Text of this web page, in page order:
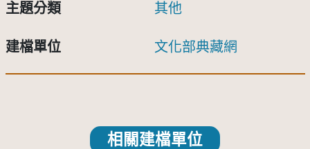
主題分類 其他
建檔單位 文化部典藏網
相關建檔單位